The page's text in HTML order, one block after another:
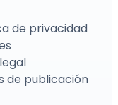
de privacidad
de publicación